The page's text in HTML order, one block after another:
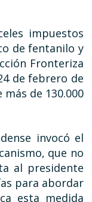
impuestos
de fentanilo y
Fronteriza
de febrero de
de 130.000
invocó el
que no
al presidente
para abordar
esta medida